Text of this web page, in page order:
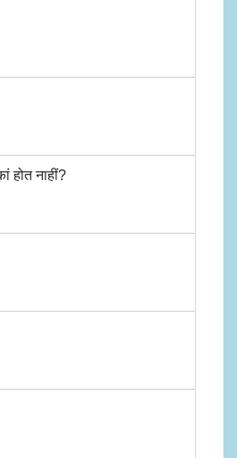
होत नाहीं?